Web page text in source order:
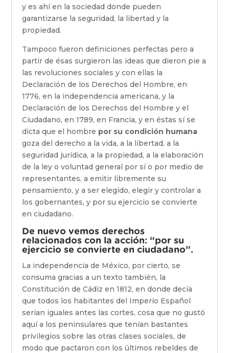
y es ahí en la sociedad donde pueden
garantizarse la seguridad, la libertad y la
propiedad.
Tampoco fueron definiciones perfectas pero a
partir de ésas surgieron las ideas que dieron pie a
las revoluciones sociales y con ellas la
Declaración de los Derechos del Hombre, en
1776, en la independencia americana, y la
Declaración de los Derechos del Hombre y el
Ciudadano, en 1789, en Francia, y en éstas sí se
dicta que el hombre por su condición humana
goza del derecho a la vida, a la libertad, a la
seguridad jurídica, a la propiedad, a la elaboración
de la ley o voluntad general por sí o por medio de
representantes, a emitir libremente su
pensamiento, y a ser elegido, elegir y controlar a
los gobernantes, y por su ejercicio se convierte
en ciudadano.
De nuevo vemos derechos
relacionados con la acción: “por su
ejercicio se convierte en ciudadano”.
La independencia de México, por cierto, se
consuma gracias a un texto también, la
Constitución de Cádiz en 1812, en donde decía
que todos los habitantes del Imperio Español
serían iguales antes las cortes, cosa que no gustó
aquí a los peninsulares que tenían bastantes
privilegios sobre las otras clases sociales, de
modo que pactaron con los últimos rebeldes de